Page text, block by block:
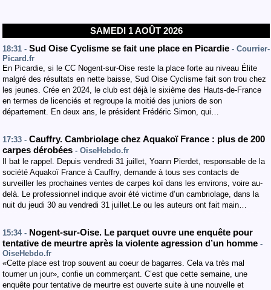
SAMEDI 1 AOÛT 2026
18:31 - Sud Oise Cyclisme se fait une place en Picardie - Courrier-
Picard.fr
En Picardie, si le CC Nogent-sur-Oise reste la place forte au niveau Élite
malgré des résultats en nette baisse, Sud Oise Cyclisme fait son trou chez
les jeunes. Crée en 2024, le club est déjà le sixième des Hauts-de-France
en termes de licenciés et regroupe la moitié des juniors de son
département. En deux ans, le président Frédéric Simon, qui…
17:33 - Cauffry. Cambriolage chez Aquakoï France : plus de 200
carpes dérobées - OiseHebdo.fr
Il bat le rappel. Depuis vendredi 31 juillet, Yoann Pierdet, responsable de la
société Aquakoï France à Cauffry, demande à tous ses contacts de
surveiller les prochaines ventes de carpes koï dans les environs, voire au-
delà. Le professionnel indique avoir été victime d’un cambriolage, dans la
nuit du jeudi 30 au vendredi 31 juillet.Le ou les auteurs ont fait main…
15:34 - Nogent-sur-Oise. Le parquet ouvre une enquête pour
tentative de meurtre après la violente agression d’un homme -
OiseHebdo.fr
«Cette place est trop souvent au coeur de bagarres. Cela va très mal
tourner un jour», confie un commerçant. C’est que cette semaine, une
enquête pour tentative de meurtre est ouverte suite à une nouvelle et